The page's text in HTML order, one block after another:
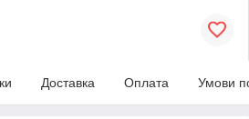
Доставка Оплата Умови